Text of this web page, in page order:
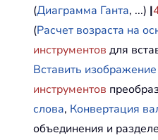
(Диаграмма Ганта, ...) |
(Расчет возраста на
инструментов для
Вставить изображение
инструментов
слова, Конвертация
объединения и